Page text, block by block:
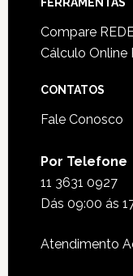
FERRAMENTAS
Compare
Cálculo Online
CONTATOS
Fale Conosco
Por Telefone
11 3631 0927
Dás 09:00 ás
Atendimento